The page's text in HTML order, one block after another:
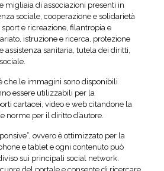
migliaia di associazioni presenti in
sociale, cooperazione e solidarietà
e ricreazione, filantropia e
istruzione e ricerca, protezione
assistenza sanitaria, tutela dei diritti,
che le immagini sono disponibili
essere utilizzabili per la
cartacei, video e web citandone la
norme per il diritto d’autore.
ovvero è ottimizzato per la
e tablet e ogni contenuto può
sui principali social network.